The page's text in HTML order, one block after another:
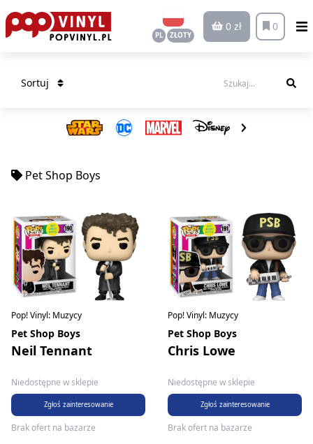
PL ZŁOTY
0 zł 0
Sortuj
Pet Shop Boys
Pop! Vinyl: Muzycy
Pet Shop Boys
Neil Tennant
Niedostępne w sklepie
Zgłoś zainteresowanie
Brak ofert na bazarze
Pop! Vinyl: Muzycy
Pet Shop Boys
Chris Lowe
Niedostępne w sklepie
Zgłoś zainteresowanie
Brak ofert na bazarze